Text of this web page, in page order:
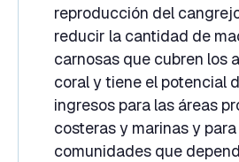
reproducción del
reducir la cantidad de
carnosas que cubren los
coral y tiene el potencial
ingresos para las áreas
costeras y marinas y
comunidades que